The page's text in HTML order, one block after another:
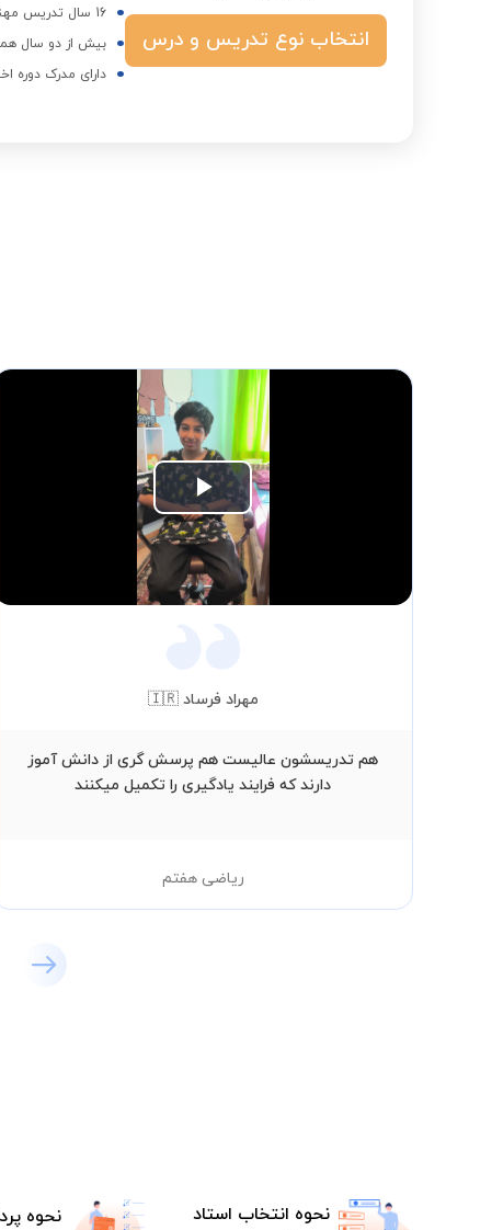
انتخاب نوع تدریس و درس
16 سال تدریس مهندسی صنایع در دانشگاه
بیش از دو سال
دارای مدرک دوره
Play
Video
مهراد فرساد 🇮🇷
هم تدریسشون عالیست هم پرسش گری از دانش آموز
دارند که فرایند یادگیری را تکمیل میکنند
ریاضی هفتم
نحوه انتخاب استاد
نحوه